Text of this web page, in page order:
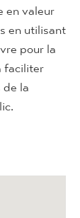
en valeur
en utilisant
pour la
faciliter
de la